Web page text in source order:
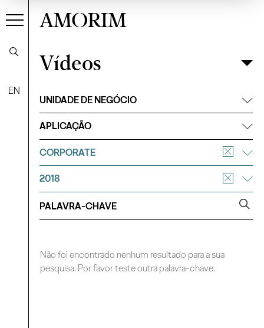
EN
AMORIM
VídeosFiltrar
Vídeos
UNIDADE DE NEGÓCIO
APLICAÇÃO
CORPORATE
2018
Não foi encontrado nenhum resultado para a sua
pesquisa. Por favor teste outra palavra-chave.